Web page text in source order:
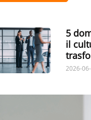
5
il
2026-